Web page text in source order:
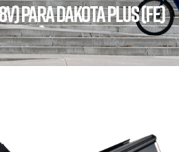
PARA DAKOTA PLUS (FE)